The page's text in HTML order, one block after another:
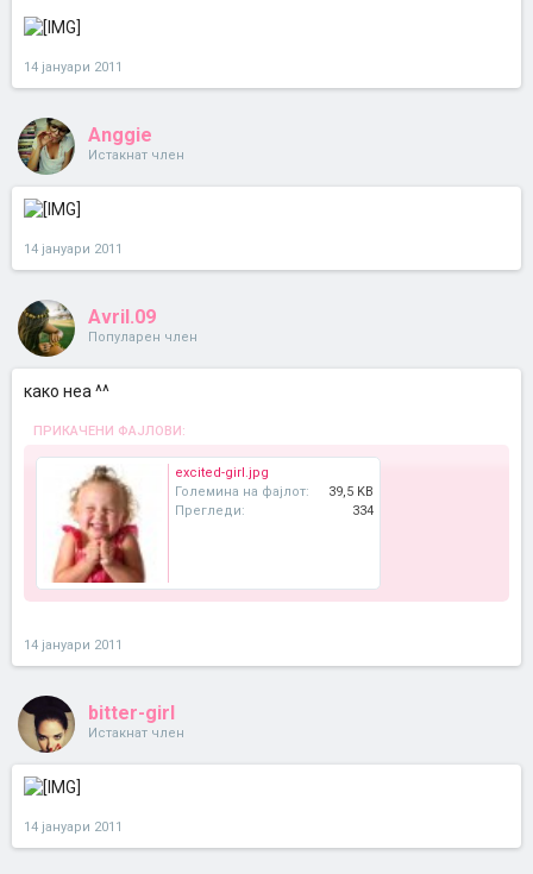
14 јануари 2011
Anggie
Истакнат член
14 јануари 2011
Avril.09
Популарен член
како неа ^^
ПРИКАЧЕНИ ФАЈЛОВИ:
excited-girl.jpg
Големина на фајлот:
39,5 KB
Прегледи:
334
14 јануари 2011
bitter-girl
Истакнат член
14 јануари 2011